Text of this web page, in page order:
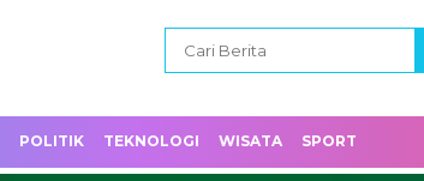
POLITIK TEKNOLOGI WISATA SPORT